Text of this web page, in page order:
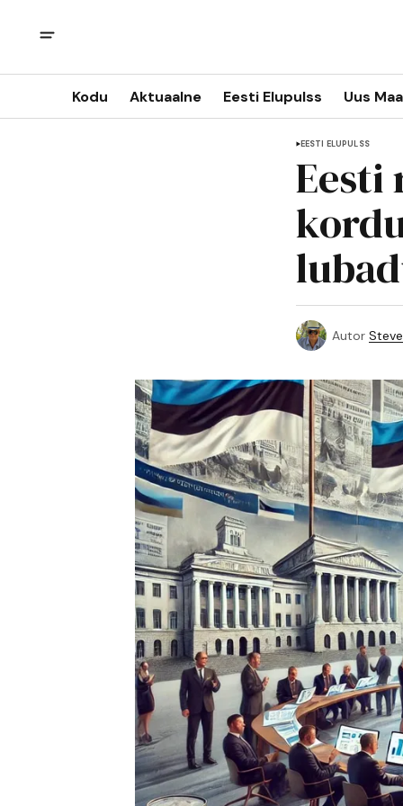
Kodu Aktuaalne Eesti Elupulss Uus
EESTI ELUPULSS
Eesti
Autor